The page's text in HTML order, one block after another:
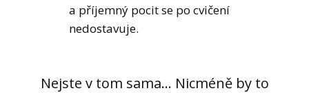
a příjemný pocit se po cvičení
nedostavuje.
Nejste v tom sama... Nicméně by to